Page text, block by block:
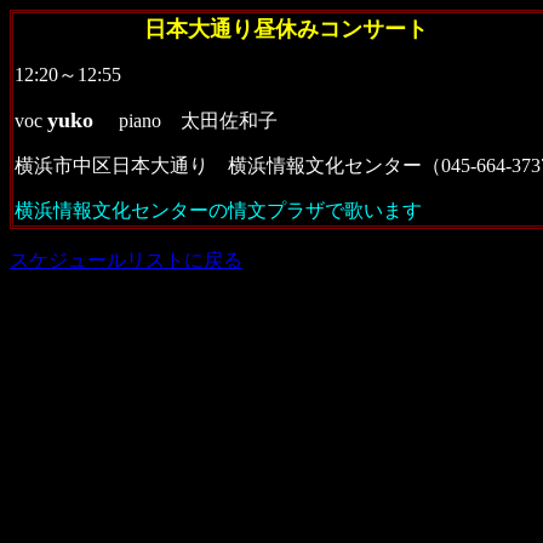
日本大通り昼休みコンサート
12:20～12:55
voc yuko piano 太田佐和子
横浜市中区日本大通り 横浜情報文化センター（045-664-
横浜情報文化センターの情文プラザで歌います
スケジュールリストに戻る